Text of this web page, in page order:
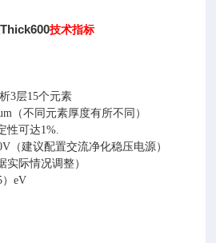
技术指标
3层15个元素
（不同元素厚度有所不同）
性可达1%.
（建议配置交流净化稳压电源）
实际情况调整）
）eV